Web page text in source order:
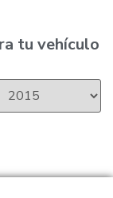
tu vehículo